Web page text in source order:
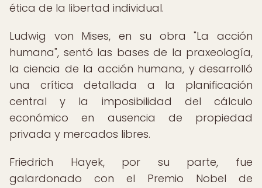
ética de la libertad individual.
Ludwig von Mises, en su obra "La acción
humana", sentó las bases de la praxeología,
la ciencia de la acción humana, y desarrolló
una crítica detallada a la planificación
central y la imposibilidad del cálculo
económico en ausencia de propiedad
privada y mercados libres.
Friedrich Hayek, por su parte, fue
galardonado con el Premio Nobel de